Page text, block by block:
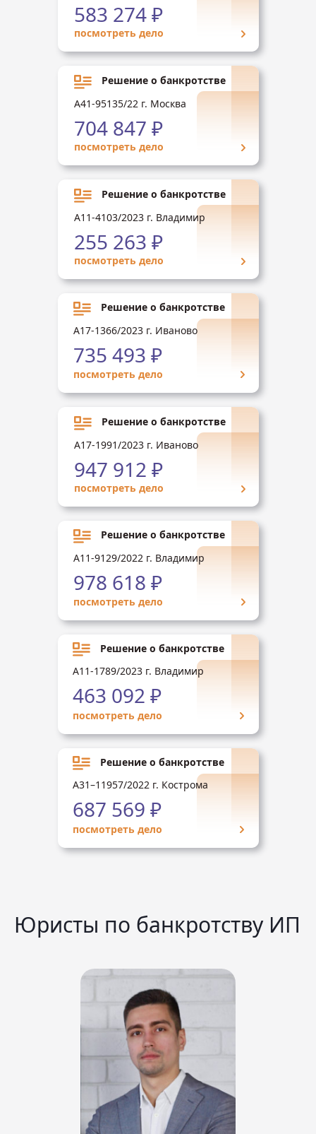
посмотреть дело
583 274 ₽
А17-1991/2023 г. Иваново
посмотреть дело
Решение о банкротстве
947 912 ₽
А11-4103/2023 г. Владимир
посмотреть дело
Решение о банкротстве
255 263 ₽
А41-95135/22 г. Москва
посмотреть дело
Решение о банкротстве
704 847 ₽
А11-9129/2022 г. Владимир
посмотреть дело
Решение о банкротстве
978 618 ₽
А17-1366/2023 г. Иваново
посмотреть дело
Решение о банкротстве
735 493 ₽
А31–11957/2022 г. Кострома
посмотреть дело
Решение о банкротстве
687 569 ₽
А11-1789/2023 г. Владимир
посмотреть дело
Решение о банкротстве
463 092 ₽
Юристы по банкротству ИП